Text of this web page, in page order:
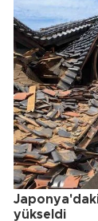
Japonya'daki
yükseldi